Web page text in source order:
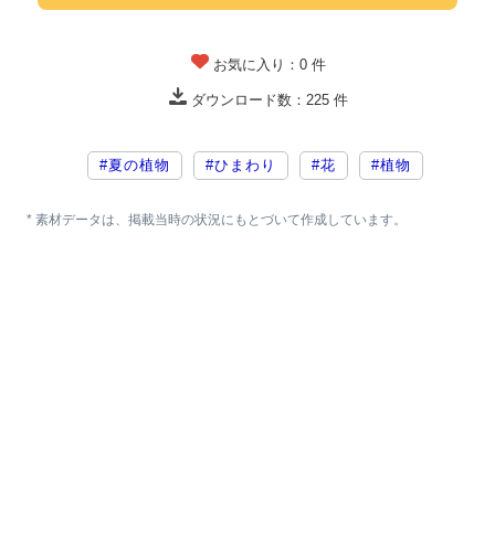
お気に入り：0 件
ダウンロード数：225 件
#夏の植物 #ひまわり #花 #植物
* 素材データは、掲載当時の状況にもとづいて作成しています。